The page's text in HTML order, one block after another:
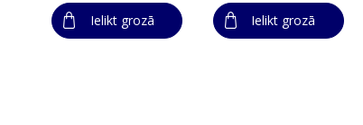
Ielikt grozā Ielikt grozā